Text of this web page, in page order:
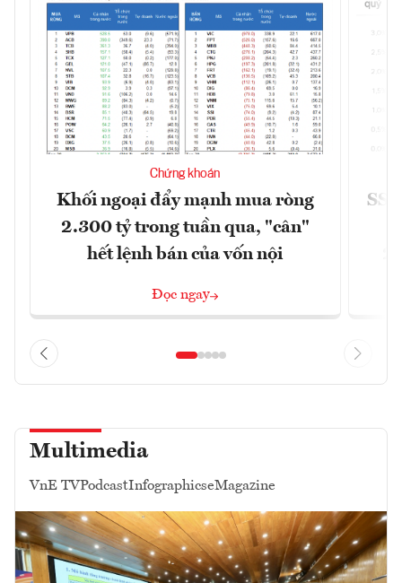
Chứng khoán
Khối ngoại đẩy mạnh mua ròng
2.300 tỷ trong tuần qua, "cân"
hết lệnh bán của vốn nội
Đọc ngay
SSI
Multimedia
VnE TVPodcastInfographicseMagazine